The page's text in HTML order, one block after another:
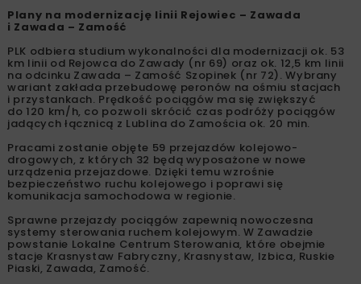
Plany na modernizację linii Rejowiec – Zawada
i Zawada – Zamość
PLK odbiera studium wykonalności dla modernizacji ok. 53
km linii od Rejowca do Zawady (nr 69) oraz ok. 12,5 km linii
na odcinku Zawada – Zamość Szopinek (nr 72). Wybrany
wariant zakłada przebudowę peronów na ośmiu stacjach
i przystankach. Prędkość pociągów ma się zwiększyć
do 120 km/h, co pozwoli skrócić czas podróży pociągów
jadących łącznicą z Lublina do Zamościa ok. 20 min.
Pracami zostanie objęte 59 przejazdów kolejowo-
drogowych, z których 32 będą wyposażone w nowe
urządzenia przejazdowe. Dzięki temu wzrośnie
bezpieczeństwo ruchu kolejowego i poprawi się
komunikacja samochodowa w regionie.
Sprawne przejazdy pociągów zapewnią nowoczesna
systemy sterowania ruchem kolejowym. W Zawadzie
powstanie Lokalne Centrum Sterowania, które obejmie
stacje Krasnystaw Fabryczny, Krasnystaw, Izbica, Ruskie
Piaski, Zawada, Zamość.